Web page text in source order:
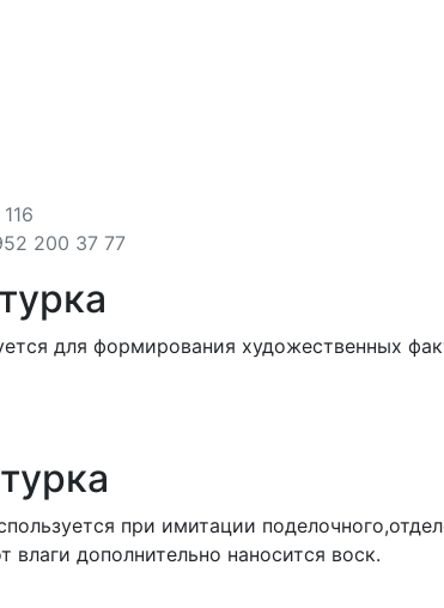
200 37 77
для формирования художественных
при имитации
дополнительно наносится воск.